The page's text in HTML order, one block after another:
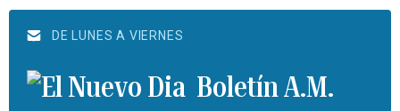
DE LUNES A VIERNES
Boletín A.M.